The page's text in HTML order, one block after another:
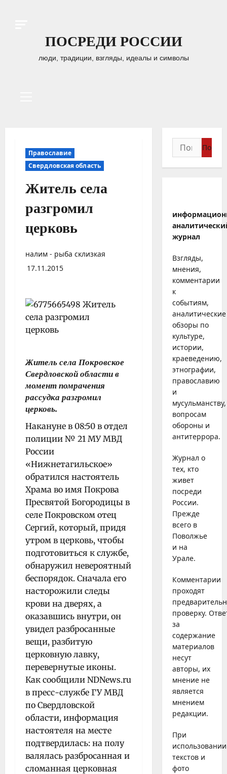
ПОСРЕДИ РОССИИ
люди, традиции, взгляды, идеалы и символы
Православие
Свердловская область
Житель села
разгромил
церковь
налим - рыба склизкая
17.11.2015
Житель села Покровское
Свердловской области в
момент помрачения
рассудка разгромил
церковь.
Накануне в 08:50 в отдел
полиции № 21 МУ МВД
России
«Нижнетагильское»
обратился настоятель
Храма во имя Покрова
Пресвятой Богородицы в
селе Покровском отец
Сергий, который, придя
утром в церковь, чтобы
подготовиться к службе,
обнаружил невероятный
беспорядок. Сначала его
насторожили следы
крови на дверях, а
оказавшись внутри, он
увидел разбросанные
вещи, разбитую
церковную лавку,
перевернутые иконы.
Как сообщили NDNews.ru
в пресс-службе ГУ МВД
по Свердловской
области, информация
настоятеля на месте
подтвердилась: на полу
валялась разбросанная и
сломанная церковная
Найти:
журнал
Взгляды,
мнения,
комментарии
к
событиям,
аналитические
обзоры по
культуре,
истории,
краеведению,
этнографии,
православию
и
мусульманству,
вопросам
обороны и
антитеррора.
Журнал о
тех, кто
живет
посреди
России.
Прежде
всего в
Поволжье
и на
Урале.
Комментарии
проходят
проверку.
за
содержание
материалов
несут
авторы, их
мнение не
является
мнением
редакции.
При
использовании
текстов и
фото